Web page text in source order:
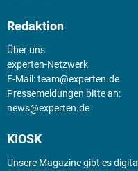
Redaktion
Über uns
experten-Netzwerk
E-Mail:team@experten.de
Pressemeldungen bitte an:
news@experten.de
KIOSK
Unsere Magazine gibt es digital